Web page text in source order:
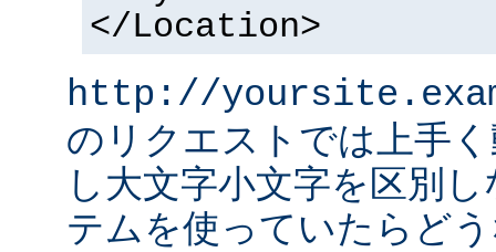
</Location>
http://
のリクエストでは上手
し大文字小文字を区別
テムを使っていたらど